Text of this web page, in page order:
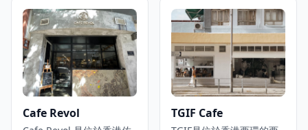
的客人提供全面的體驗。
作為一家休閒餐飲場所，
提供西式三明治和飲品，
環境現代清新，讓客人可
以在舒適的環境中享受美
食。該咖啡廳以在元朗地
區提供清新的咖啡廳用餐
咖啡和輕食的顧客提供堂
有獨特的通花磚牆裝飾，
散發文青氣息。咖啡廳以
友善的柴犬作為店舖吉祥
物，增添迷人特色。一浪
咖啡廳在當地社區獲得認
可，並曾被各種媒體報
導，展示了小型本地企業
素文化融合作出貢獻。
Cafe Revol TGIF Cafe